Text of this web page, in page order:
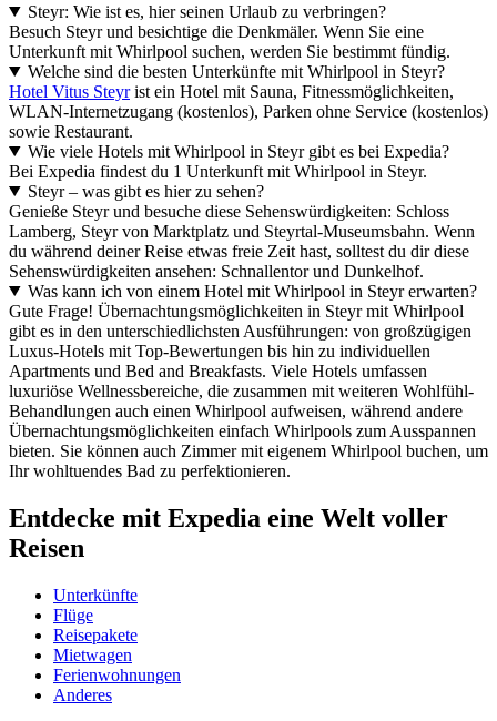
Steyr: Wie ist es, hier seinen Urlaub zu verbringen?
Besuch Steyr und besichtige die Denkmäler. Wenn Sie eine
Unterkunft mit Whirlpool suchen, werden Sie bestimmt fündig.
Welche sind die besten Unterkünfte mit Whirlpool in Steyr?
Hotel Vitus Steyrist ein Hotel mit Sauna, Fitnessmöglichkeiten,
WLAN-Internetzugang (kostenlos), Parken ohne Service (kostenlos)
sowie Restaurant.
Wie viele Hotels mit Whirlpool in Steyr gibt es bei Expedia?
Bei Expedia findest du 1 Unterkunft mit Whirlpool in Steyr.
Steyr – was gibt es hier zu sehen?
Genieße Steyr und besuche diese Sehenswürdigkeiten: Schloss
Lamberg, Steyr von Marktplatz und Steyrtal-Museumsbahn. Wenn
du während deiner Reise etwas freie Zeit hast, solltest du dir diese
Sehenswürdigkeiten ansehen: Schnallentor und Dunkelhof.
Was kann ich von einem Hotel mit Whirlpool in Steyr erwarten?
Gute Frage! Übernachtungsmöglichkeiten in Steyr mit Whirlpool
gibt es in den unterschiedlichsten Ausführungen: von großzügigen
Luxus-Hotels mit Top-Bewertungen bis hin zu individuellen
Apartments und Bed and Breakfasts. Viele Hotels umfassen
luxuriöse Wellnessbereiche, die zusammen mit weiteren Wohlfühl-
Behandlungen auch einen Whirlpool aufweisen, während andere
Übernachtungsmöglichkeiten einfach Whirlpools zum Ausspannen
bieten. Sie können auch Zimmer mit eigenem Whirlpool buchen, um
Ihr wohltuendes Bad zu perfektionieren.
Entdecke mit Expedia eine Welt voller
Reisen
Unterkünfte
Flüge
Reisepakete
Mietwagen
Ferienwohnungen
Anderes